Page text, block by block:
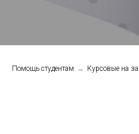
Помощь студентам → Курсовые на